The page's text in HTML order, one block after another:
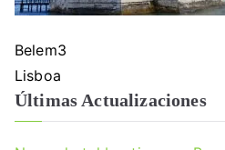
Belem3
Navegación
de
Lisboa
Últimas Actualizaciones